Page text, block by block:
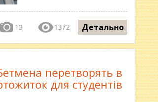
13 1372 Детально
перетворять в
для студентів